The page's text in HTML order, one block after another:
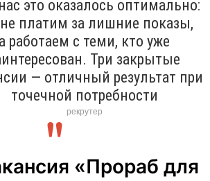
это оказалось оптимально:
платим за лишние показы,
а работаем с теми, кто уже
Три закрытые
— отличный результат при
точечной потребности
рекрутер
«Прораб для